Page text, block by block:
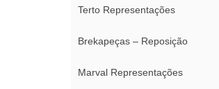
Terto Representações
Brekapeças – Reposição
Marval Representações